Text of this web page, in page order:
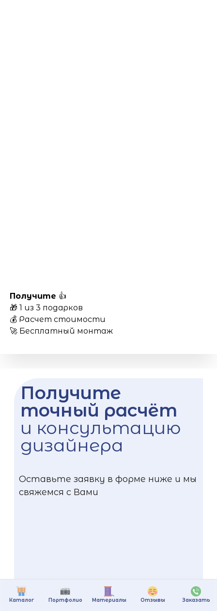
Каталог Портфолио Материалы Отзывы Заказать
Получите 👍
🎁 1 из 3 подарков
💰 Расчет стоимости
🚀 Бесплатный монтаж
Получите
точный расчёт
и консультацию
дизайнера
Оставьте заявку в форме ниже и мы
свяжемся с Вами